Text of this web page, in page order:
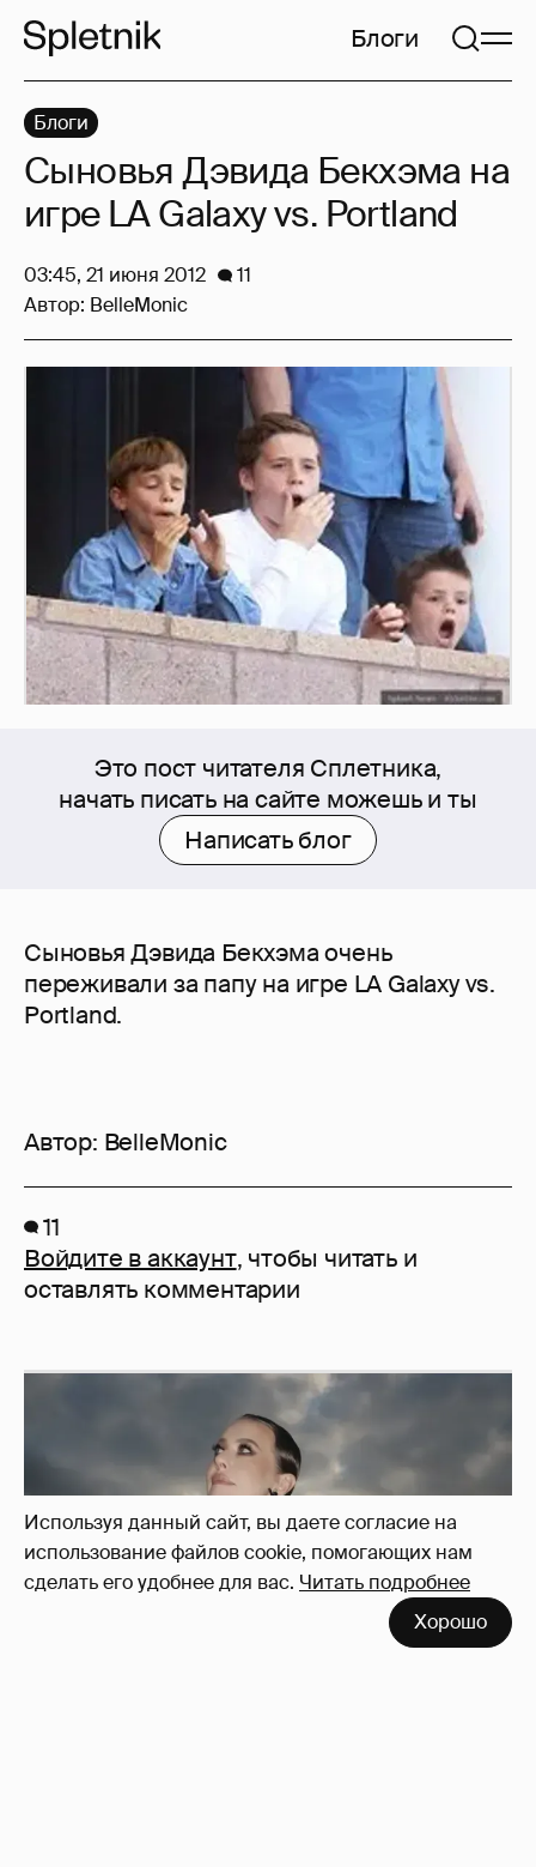
Используя данный сайт, вы даете согласие на
использование файлов cookie, помогающих нам
сделать его удобнее для вас. Читать подробнее
Хорошо
Блоги
Это пост читателя Сплетника,
начать писать на сайте можешь и ты
Написать блог
Сыновья Дэвида Бекхэма очень
переживали за папу на игре LA Galaxy vs.
Portland.
Автор: BelleMonic
Блоги
Сыновья Дэвида Бекхэма на
игре LA Galaxy vs. Portland
03:45, 21 июня 2012
11
Автор: BelleMonic
11
Войдите в аккаунт, чтобы читать и
оставлять комментарии